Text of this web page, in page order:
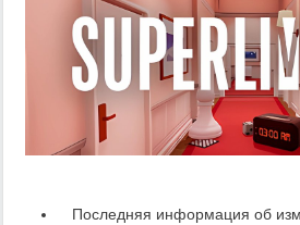
Последняя информация об